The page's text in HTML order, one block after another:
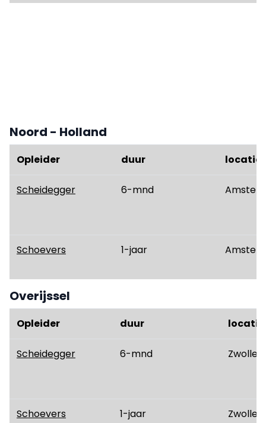
Noord - Holland
Opleider duur locatie
Scheidegger 6-mnd
Schoevers 1-jaar
Overijssel
Opleider duur locatie
Scheidegger 6-mnd Zwolle
Schoevers 1-jaar Zwolle